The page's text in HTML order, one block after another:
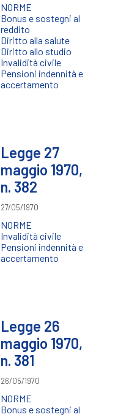
NORME
Bonus e sostegni al
reddito
Diritto alla salute
Diritto allo studio
Invalidità civile
Pensioni indennità e
accertamento
Legge 27
maggio 1970,
n. 382
27/05/1970
NORME
Invalidità civile
Pensioni indennità e
accertamento
Legge 26
maggio 1970,
n. 381
26/05/1970
NORME
Bonus e sostegni al